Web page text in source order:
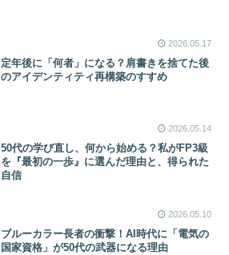
2026.05.17
定年後に「何者」になる？肩書きを捨てた後
のアイデンティティ再構築のすすめ
2026.05.14
50代の学び直し、何から始める？私がFP3級
を『最初の一歩』に選んだ理由と、得られた
自信
2026.05.10
ブルーカラー長者の衝撃！AI時代に「電気の
国家資格」が50代の武器になる理由